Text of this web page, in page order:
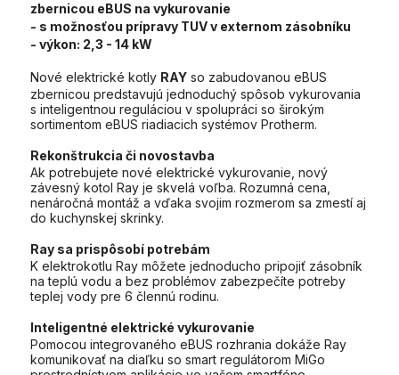
zbernicou eBUS na vykurovanie
- s možnosťou prípravy TUV v externom zásobníku
- výkon: 2,3 - 14 kW
Nové elektrické kotly RAY so zabudovanou eBUS
zbernicou predstavujú jednoduchý spôsob vykurovania
s inteligentnou reguláciou v spolupráci so širokým
sortimentom eBUS riadiacich systémov Protherm.
Rekonštrukcia či novostavba
Ak potrebujete nové elektrické vykurovanie, nový
závesný kotol Ray je skvelá voľba. Rozumná cena,
nenáročná montáž a vďaka svojim rozmerom sa zmestí aj
do kuchynskej skrinky.
Ray sa prispôsobí potrebám
K elektrokotlu Ray môžete jednoducho pripojiť zásobník
na teplú vodu a bez problémov zabezpečíte potreby
teplej vody pre 6 člennú rodinu.
Inteligentné elektrické vykurovanie
Pomocou integrovaného eBUS rozhrania dokáže Ray
komunikovať na diaľku so smart regulátorom MiGo